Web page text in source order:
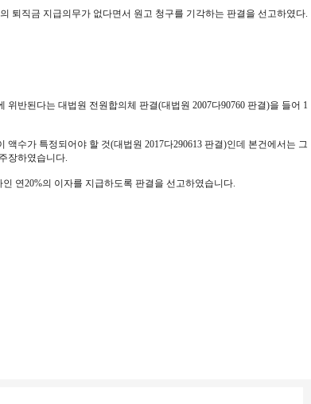
퇴직금 지급의무가 없다면서 원고 청구를 기각하는 판결을 선고하였다.
반된다는 대법원 전원합의체 판결(대법원 2007다90760 판결)을 들어 1
수가 특정되어야 할 것(대법원 2017다290613 판결)인데 본건에서는 그
장하였습니다.
연20%의 이자를 지급하도록 판결을 선고하였습니다.